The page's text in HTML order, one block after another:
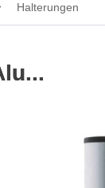
Halterungen